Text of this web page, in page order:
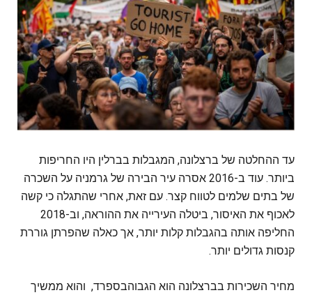
עד ההחלטה של ברצלונה, המגבלות בברלין היו החריפות
ביותר. עוד ב-2016 אסרה עיר הבירה של גרמניה על השכרה
של בתים שלמים לטווח קצר. עם זאת, אחרי שהתגלה כי קשה
לאכוף את האיסור, ביטלה העירייה את ההוראה, וב-2018
החליפה אותה בהגבלות קלות יותר, אך כאלה שהפרתן גוררת
קנסות גדולים יותר.
מחיר השכירות בברצלונה הוא הגבוהבספרד, והוא ממשיך